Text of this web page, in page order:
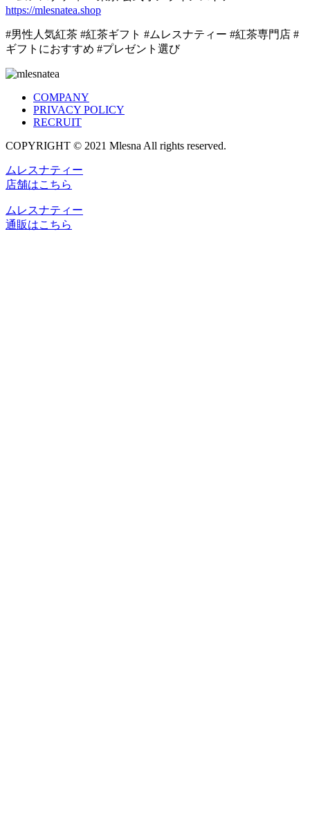
https://mlesnatea.shop
#男性人気紅茶 #紅茶ギフト #ムレスナティー #紅茶専門店 #
ギフトにおすすめ #プレゼント選び
COMPANY
PRIVACY POLICY
RECRUIT
COPYRIGHT © 2021 Mlesna All rights reserved.
ムレスナティー
店舗はこちら
ムレスナティー
通販はこちら